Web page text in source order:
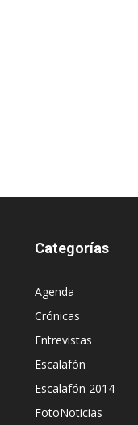
Categorías
Agenda
Crónicas
Entrevistas
Escalafón
Escalafón 2014
FotoNoticias